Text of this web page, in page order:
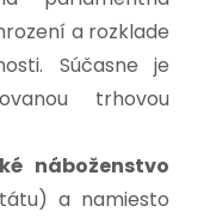
a rozklade
Súčasne je
trhovou
náboženstvo
a namiesto